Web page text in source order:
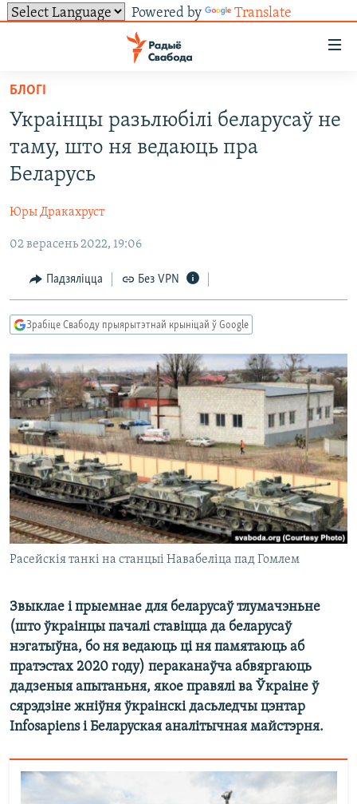
Powered by Translate
ўнівэрсальнага
доступу
Перайсьці
да
галоўнага
зьместу
Перайсьці
да
навігацыі
Перайсьці
пошуку
УСЕ НАВІНЫ
ПАЛІТЫКА
ЭКАНОМІКА
ВАЙНА
ПАЛІТВЯЗЬНІ
КУЛЬТУРА
КАЛЯНДАР
ТОЛЬКІ НА СВАБОДЗЕ
ГІСТОРЫЯ НА СВАБОДЗЕ
ПАДКАСТЫ
КНІГІ
PREMIUM
МОВА
НА ХВАЛЯХ СВАБОДЫ
СУВЯЗЬ
ПАДЗЯЛІЦЦА ІНФАРМАЦЫЯЙ
RSS
ПАДКАСТЫ
FACEBOOK
БЛОГІ
Украінцы разьлюбілі беларусаў не
таму, што ня ведаюць пра
Беларусь
Юры Дракахруст
02 верасень 2022, 19:06
Падзяліцца Без VPN
Зрабіце Свабоду прыярытэтнай крыніцай ў Google
Расейскія танкі на станцыі Навабеліца пад Гомлем
Звыклае і прыемнае для беларусаў тлумачэньне
(што ўкраінцы пачалі ставіцца да беларусаў
нэгатыўна, бо ня ведаюць ці ня памятаюць аб
пратэстах 2020 году) пераканаўча абвяргаюць
дадзеныя апытаньня, якое правялі ва Ўкраіне ў
сярэдзіне жніўня ўкраінскі дасьледчы цэнтар
Infosapiens і Беларуская аналітычная майстэрня.